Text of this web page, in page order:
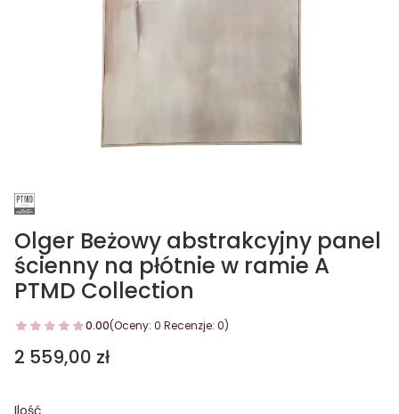
Olger Beżowy abstrakcyjny panel
ścienny na płótnie w ramie A
PTMD Collection
0.00(Oceny: 0 Recenzje: 0)
Cena
2 559,00 zł
Ilość